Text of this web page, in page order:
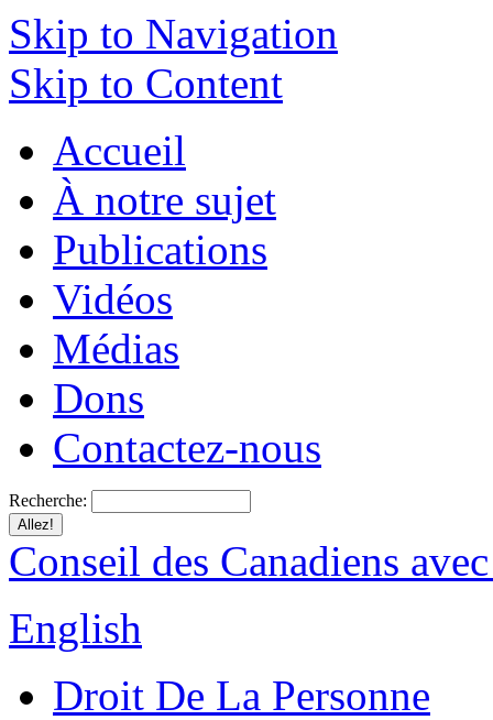
Skip to Navigation
Skip to Content
Accueil
À notre sujet
Publications
Vidéos
Médias
Dons
Contactez-nous
Recherche:
Conseil des Canadiens
English
Droit De La Personne